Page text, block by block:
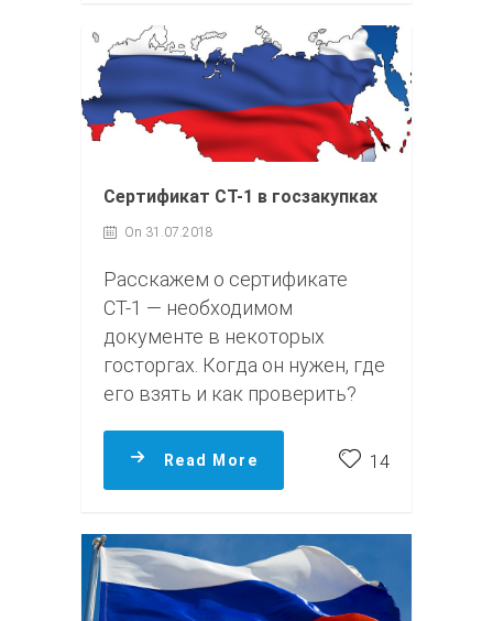
Сертификат СТ-1 в госзакупках
On 31.07.2018
Расскажем о сертификате
СТ-1 — необходимом
документе в некоторых
госторгах. Когда он нужен, где
его взять и как проверить?
Read More 14